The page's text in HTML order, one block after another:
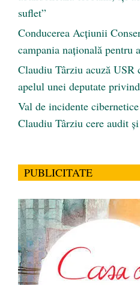
suflet”
Conducerea Acțiunii
campania națională pentru
Claudiu Târziu acuză USR
apelul unei deputate
Val de incidente
Claudiu Târziu cere audit
PUBLICITATE